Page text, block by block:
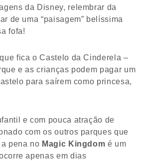
da Disney, relembrar da
de uma “paisagem” belíssima
fofa!
fica o Castelo da Cinderela –
e as crianças podem pagar um
para saírem como princesa,
e com pouca atração de
com os outros parques que
pena no Magic Kingdom é um
apenas em dias